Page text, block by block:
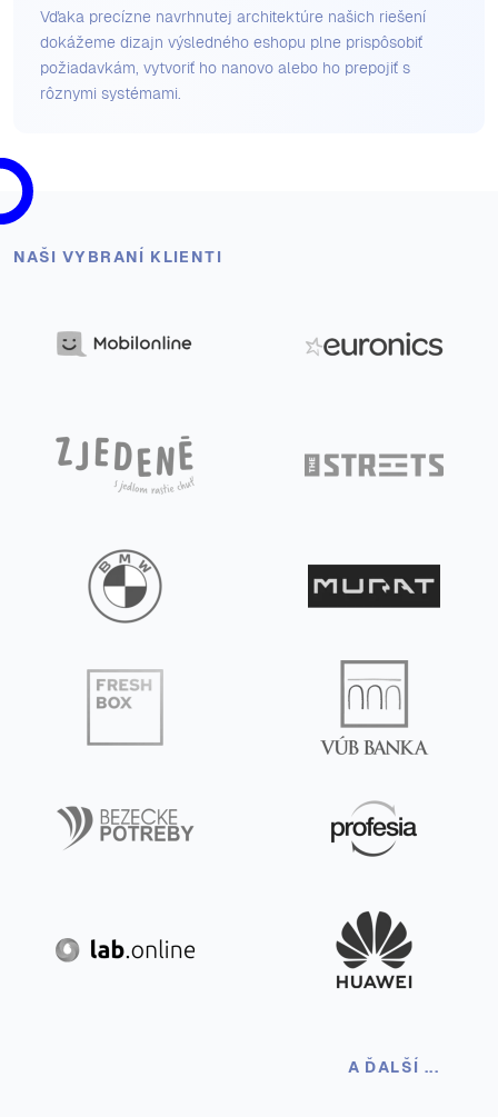
Vďaka precízne navrhnutej architektúre našich riešení
dokážeme dizajn výsledného eshopu plne prispôsobiť
požiadavkám, vytvoriť ho nanovo alebo ho prepojiť s
rôznymi systémami.
NAŠI VYBRANÍ KLIENTI
A ĎALŠÍ ...